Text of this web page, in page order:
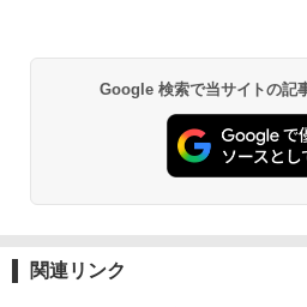
026リニューア
コンパクト 保
￥2,980
DEWEL パラソ
Google 検索で当サイトの記
関連リンク